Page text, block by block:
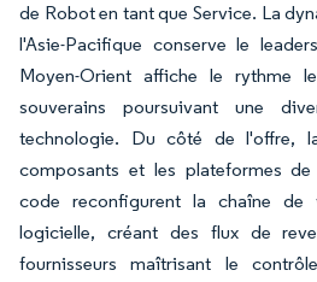
de Robot en tant que Service. La
l'Asie-Pacifique conserve le
Moyen-Orient affiche le rythme
souverains poursuivant une
technologie. Du côté de l'offre,
composants et les plateformes
code reconfigurent la chaîne de
logicielle, créant des flux de
fournisseurs maîtrisant le